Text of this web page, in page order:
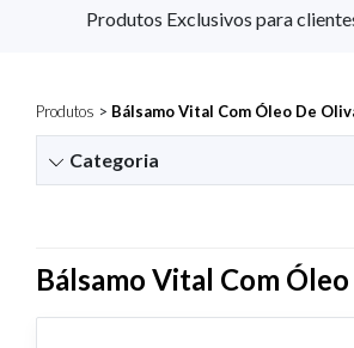
Produtos Exclusivos para
Produtos > Bálsamo Vital Com Óleo De
Categoria
Bálsamo Vital Com